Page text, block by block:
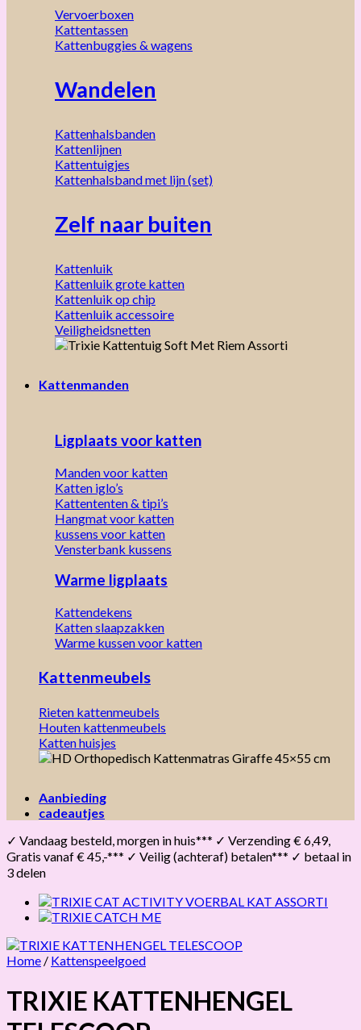
Vervoerboxen
Kattentassen
Kattenbuggies & wagens
Wandelen
Kattenhalsbanden
Kattenlijnen
Kattentuigjes
Kattenhalsband met lijn (set)
Zelf naar buiten
Kattenluik
Kattenluik grote katten
Kattenluik op chip
Kattenluik accessoire
Veiligheidsnetten
Kattenmanden
Ligplaats voor katten
Manden voor katten
Katten iglo’s
Kattententen & tipi’s
Hangmat voor katten
kussens voor katten
Vensterbank kussens
Warme ligplaats
Kattendekens
Katten slaapzakken
Warme kussen voor katten
Kattenmeubels
Rieten kattenmeubels
Houten kattenmeubels
Katten huisjes
Aanbieding
cadeautjes
✓ Vandaag besteld, morgen in huis*** ✓ Verzending € 6,49,
Gratis vanaf € 45,-*** ✓ Veilig (achteraf) betalen*** ✓ betaal in
3 delen
Home / Kattenspeelgoed
TRIXIE KATTENHENGEL